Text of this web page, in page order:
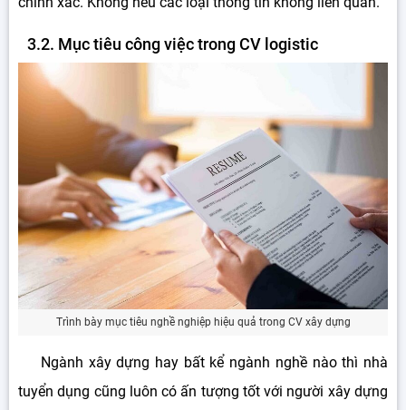
3.2. Mục tiêu công việc trong CV logistic
Trình bày mục tiêu nghề nghiệp hiệu quả trong CV xây dựng
Ngành xây dựng hay bất kể ngành nghề nào thì nhà
tuyển dụng cũng luôn có ấn tượng tốt với người xây dựng